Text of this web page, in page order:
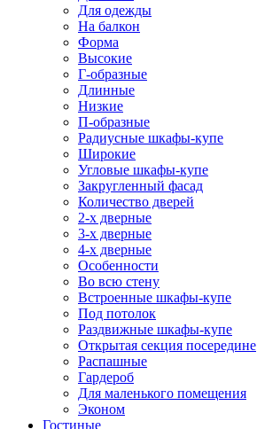
Для одежды
На балкон
Форма
Высокие
Г-образные
Длинные
Низкие
П-образные
Радиусные шкафы-купе
Широкие
Угловые шкафы-купе
Закругленный фасад
Количество дверей
2-х дверные
3-х дверные
4-х дверные
Особенности
Во всю стену
Встроенные шкафы-купе
Под потолок
Раздвижные шкафы-купе
Открытая секция посередине
Распашные
Гардероб
Для маленького помещения
Эконом
Гостиные